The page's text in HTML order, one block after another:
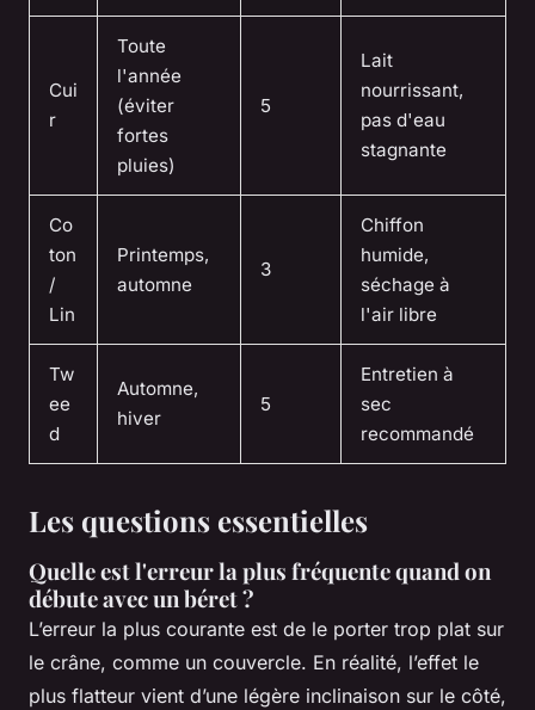
Cui
r
Toute
l'année
(éviter
fortes
pluies)
5
Lait
nourrissant,
pas d'eau
stagnante
Co
ton
/
Lin
Printemps,
automne
3
Chiffon
humide,
séchage à
l'air libre
Tw
ee
d
Automne,
hiver
5
Entretien à
sec
recommandé
Les questions essentielles
Quelle est l'erreur la plus fréquente quand on
débute avec un béret ?
L’erreur la plus courante est de le porter trop plat sur
le crâne, comme un couvercle. En réalité, l’effet le
plus flatteur vient d’une légère inclinaison sur le côté,